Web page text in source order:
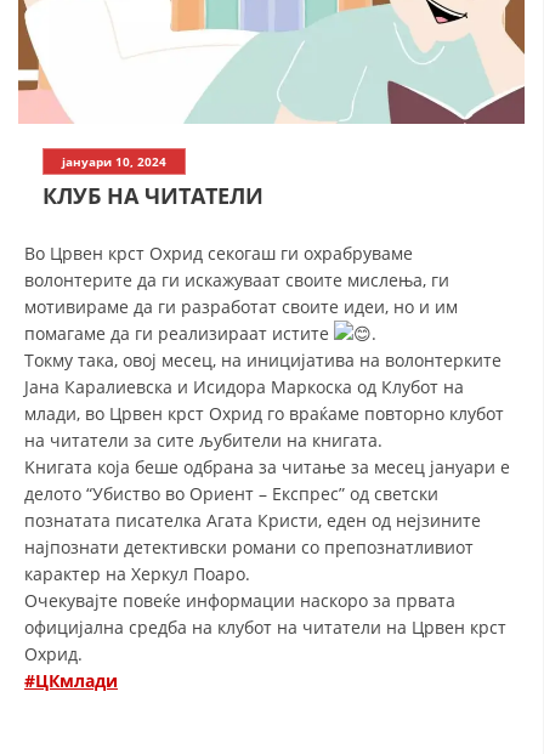
ИСТОРИЈАТ НА ЦКРМ
ИСТОРИЈАТ НА ДВИЖЕЊЕТО
СТРУКТУРА НА ОРГАНИЗАЦИЈАТА
ЧЛЕНСТВО ВО ПРОФЕСИОНАЛНИ ТЕЛА
ЗАКОН ЗА ЦКРМ
СТАТУТ НА ЦКРМ
ОРГАНИЗАЦИЈА И РАЗВОЈ
РАКОВОДЕН ОДБОР
јануари 10, 2024
КЛУБ НА ЧИТАТЕЛИ
Во Црвен крст Охрид секогаш ги охрабруваме
волонтерите да ги искажуваат своите мислења, ги
мотивираме да ги разработат своите идеи, но и им
помагаме да ги реализираат истите
.
Токму така, овој месец, на иницијатива на волонтерките
Јана Каралиевска и Исидора Маркоска од Клубот на
млади, во Црвен крст Охрид го враќаме повторно клубот
на читатели за сите љубители на книгата.
Kнигата која беше одбрана за читање за месец јануари е
делото “Убиство во Ориент – Експрес” од светски
познатата писателка Агата Кристи, еден од нејзините
најпознати детективски романи со препознатливиот
карактер на Херкул Поаро.
Очекувајте повеќе информации наскоро за првата
официјална средба на клубот на читатели на Црвен крст
Охрид.
#ЦКмлади